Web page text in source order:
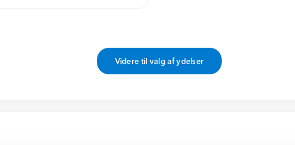
Videre til valg af ydelser